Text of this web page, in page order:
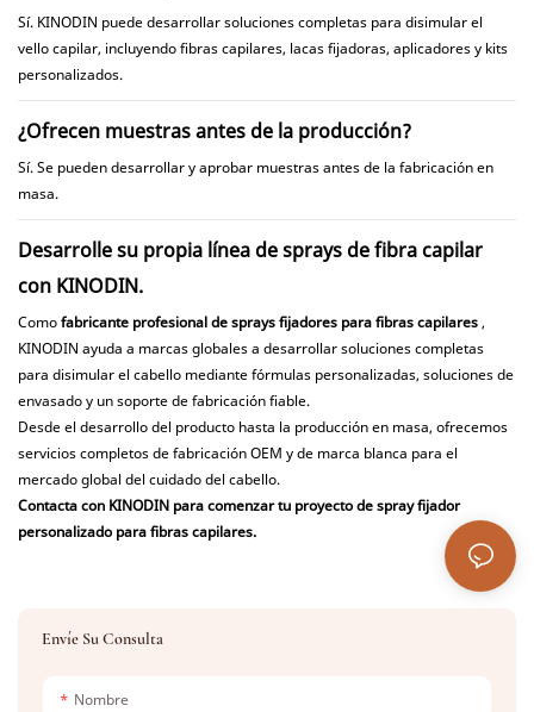
Envíe Su Consulta
Nombre
Sí. KINODIN puede desarrollar soluciones completas para disimular el
vello capilar, incluyendo fibras capilares, lacas fijadoras, aplicadores y kits
personalizados.
¿Ofrecen muestras antes de la producción?
Sí. Se pueden desarrollar y aprobar muestras antes de la fabricación en
masa.
Desarrolle su propia línea de sprays de fibra capilar
con KINODIN.
Comofabricante profesional de sprays fijadores para fibras capilares,
KINODIN ayuda a marcas globales a desarrollar soluciones completas
para disimular el cabello mediante fórmulas personalizadas, soluciones de
envasado y un soporte de fabricación fiable.
Desde el desarrollo del producto hasta la producción en masa, ofrecemos
servicios completos de fabricación OEM y de marca blanca para el
mercado global del cuidado del cabello.
Contacta con KINODIN para comenzar tu proyecto de spray fijador
personalizado para fibras capilares.